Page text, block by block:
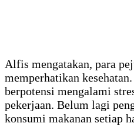
Alfis mengatakan, para
memperhatikan
berpotensi mengalami
pekerjaan. Belum lagi
konsumi makanan setiap